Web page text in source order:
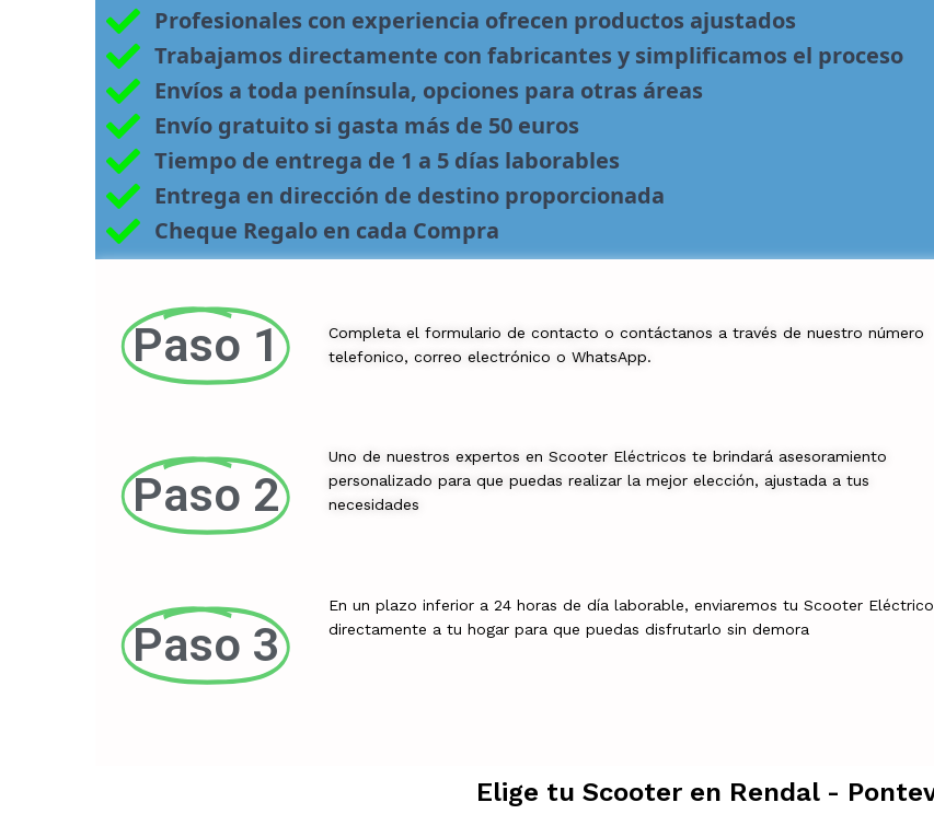
Profesionales con experiencia ofrecen productos ajustados
Trabajamos directamente con fabricantes y simplificamos el proceso
Envíos a toda península, opciones para otras áreas
Envío gratuito si gasta más de 50 euros
Tiempo de entrega de 1 a 5 días laborables
Entrega en dirección de destino proporcionada
Cheque Regalo en cada Compra
Paso 1
Paso 2
Paso 3
Completa el formulario de contacto o contáctanos a través de nuestro número
telefonico, correo electrónico o WhatsApp.
Uno de nuestros expertos en Scooter Eléctricos te brindará asesoramiento
personalizado para que puedas realizar la mejor elección, ajustada a tus
necesidades
En un plazo inferior a 24 horas de día laborable, enviaremos tu Scooter Eléctrico
directamente a tu hogar para que puedas disfrutarlo sin demora
Elige tu Scooter en Rendal -